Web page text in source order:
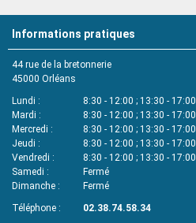
Informations pratiques
44 rue de la bretonnerie
45000 Orléans
Lundi
8:30 - 12:00 ; 13:30 - 17:00
Mardi
8:30 - 12:00 ; 13:30 - 17:00
Mercredi
8:30 - 12:00 ; 13:30 - 17:00
Jeudi
8:30 - 12:00 ; 13:30 - 17:00
Vendredi
8:30 - 12:00 ; 13:30 - 17:00
Samedi
Fermé
Dimanche
Fermé
Téléphone
02.38.74.58.34